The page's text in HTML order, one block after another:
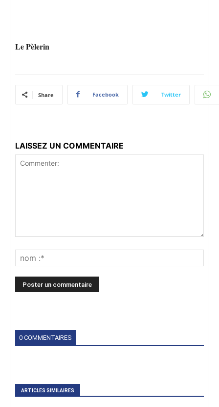
Le Pèlerin
Share Facebook Twitter
LAISSEZ UN COMMENTAIRE
0 COMMENTAIRES
ARTICLES SIMILAIRES